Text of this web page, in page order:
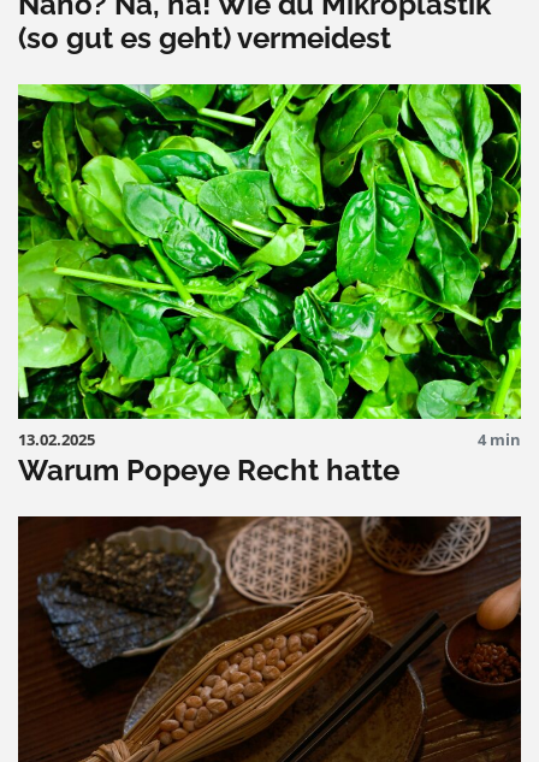
(so gut es geht) vermeidest
13.02.2025 4 min
Warum Popeye Recht hatte